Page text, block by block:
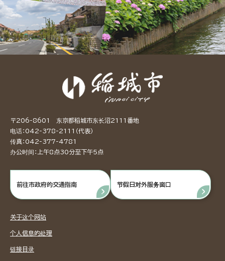
〒206-8601 东京都稻城市东长沼2111番地
电话：042-378-2111（代表）
传真：042-377-4781
办公时间：上午8点30分至下午5点
前往市政府的交通指南 节假日对外服务窗口
关于这个网站
个人信息的处理
链接目录